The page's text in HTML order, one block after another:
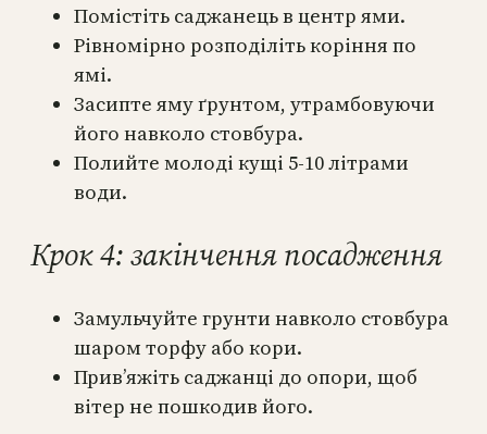
Помістіть саджанець в центр ями.
Рівномірно розподіліть коріння по
ямі.
Засипте яму ґрунтом, утрамбовуючи
його навколо стовбура.
Полийте молоді кущі 5-10 літрами
води.
Крок 4: закінчення посадження
Замульчуйте грунти навколо стовбура
шаром торфу або кори.
Прив’яжіть саджанці до опори, щоб
вітер не пошкодив його.